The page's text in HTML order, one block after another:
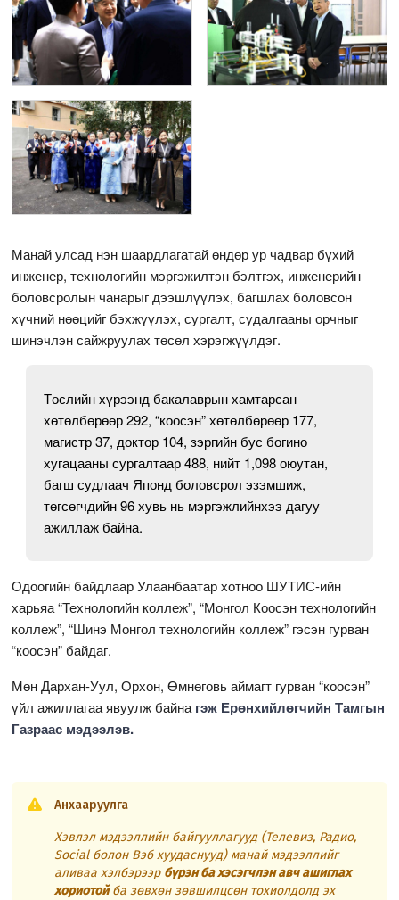
Манай улсад нэн шаардлагатай өндөр ур чадвар бүхий
инженер, технологийн мэргэжилтэн бэлтгэх, инженерийн
боловсролын чанарыг дээшлүүлэх, багшлах боловсон
хүчний нөөцийг бэхжүүлэх, сургалт, судалгааны орчныг
шинэчлэн сайжруулах төсөл хэрэгжүүлдэг.
Төслийн хүрээнд бакалаврын хамтарсан
хөтөлбөрөөр 292, “коосэн” хөтөлбөрөөр 177,
магистр 37, доктор 104, зэргийн бус богино
хугацааны сургалтаар 488, нийт 1,098 оюутан,
багш судлаач Японд боловсрол эзэмшиж,
төгсөгчдийн 96 хувь нь мэргэжлийнхээ дагуу
ажиллаж байна.
Одоогийн байдлаар Улаанбаатар хотноо ШУТИС-ийн
харьяа “Технологийн коллеж”, “Монгол Коосэн технологийн
коллеж”, “Шинэ Монгол технологийн коллеж” гэсэн гурван
“коосэн” байдаг.
Мөн Дархан-Уул, Орхон, Өмнөговь аймагт гурван “коосэн”
үйл ажиллагаа явуулж байна гэж Ерөнхийлөгчийн Тамгын
Газраас мэдээлэв.
Анхааруулга
Хэвлэл мэдээллийн байгууллагууд (Телевиз, Радио,
Social болон Вэб хуудаснууд) манай мэдээллийг
аливаа хэлбэрээр бүрэн ба хэсэгчлэн авч ашиглах
хориотойба зөвхөн зөвшилцсөн тохиолдолд эх